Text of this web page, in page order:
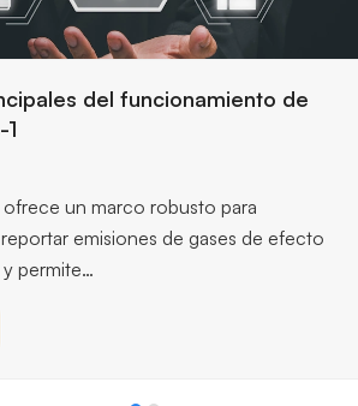
una auditoría de seguridad
en el sector público
seguridad informática del sector
servicios críticos, datos sensibles y
porque permite…